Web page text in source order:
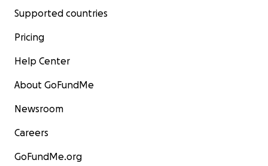
Supported countries
Pricing
Help Center
About GoFundMe
Newsroom
Careers
GoFundMe.org